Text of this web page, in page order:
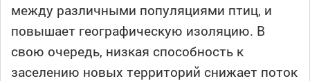
между различными популяциями птиц, и
повышает географическую изоляцию. В
свою очередь, низкая способность к
заселению новых территорий снижает поток